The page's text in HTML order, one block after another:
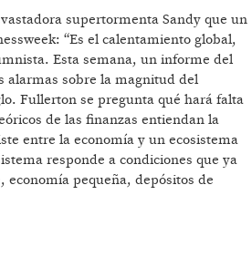
supertormenta Sandy que un
“Es el calentamiento global,
Esta semana, un informe del
alarmas sobre la magnitud del
Fullerton se pregunta qué hará falta
de las finanzas entiendan la
entre la economía y un ecosistema
responde a condiciones que ya
pequeña, depósitos de